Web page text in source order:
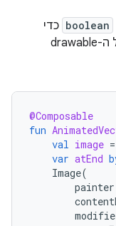
boolean כדי
לעבור בין מצב ההתחלה למצב הסיום של ה-drawable
@Composable
fun
val image =
var atEnd
Image(
painter